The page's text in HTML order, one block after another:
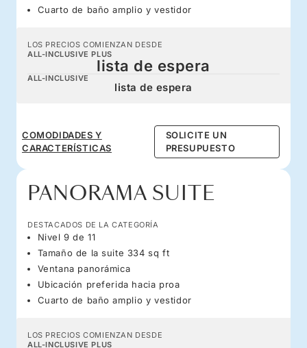
Cuarto de baño amplio y vestidor
LOS PRECIOS COMIENZAN DESDE
ALL-INCLUSIVE PLUS
lista de espera
ALL-INCLUSIVE
lista de espera
COMODIDADES Y
CARACTERÍSTICAS
SOLICITE UN
PRESUPUESTO
PANORAMA SUITE
DESTACADOS DE LA CATEGORÍA
Nivel 9 de 11
Tamaño de la suite 334 sq ft
Ventana panorámica
Ubicación preferida hacia proa
Cuarto de baño amplio y vestidor
LOS PRECIOS COMIENZAN DESDE
ALL-INCLUSIVE PLUS